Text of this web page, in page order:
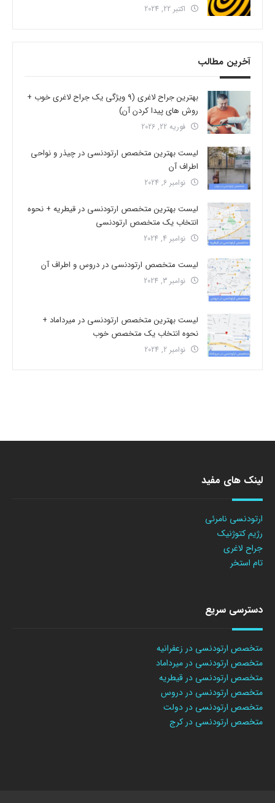
اکتبر 22, 2024
آخرین مطالب
بهترین جراح لاغری (9 ویژگی یک جراح لاغری خوب +
روش های پیدا کردن آن)
فوریه 22, 2026
لیست بهترین متخصص ارتودنسی در چیذر و نواحی
اطراف آن
نوامبر 6, 2024
لیست بهترین متخصص ارتودنسی در قیطریه + نحوه
انتخاب یک متخصص ارتودنسی
نوامبر 4, 2024
لیست متخصص ارتودنسی در دروس و اطراف آن
نوامبر 3, 2024
لیست بهترین متخصص ارتودنسی در میرداماد +
نحوه انتخاب یک متخصص خوب
نوامبر 2, 2024
لینک های مفید
ارتودنسی نامرئی
رژیم کتوژنیک
جراح لاغری
تام استخر
دسترسی سریع
متخصص ارتودنسی در زعفرانیه
متخصص ارتودنسی در میرداماد
متخصص ارتودنسی در قیطریه
متخصص ارتودنسی در دروس
متخصص ارتودنسی در دولت
متخصص ارتودنسی در کرج